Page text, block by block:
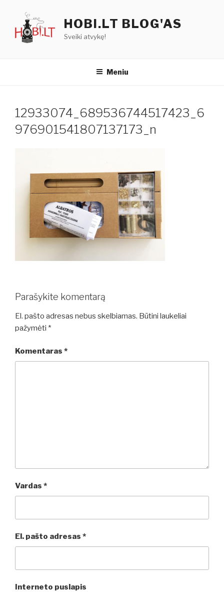
turinio
HOBI.LT BLOG'AS
Sveiki atvykę!
Meniu
12933074_689536744517423_6
976901541807137173_n
Parašykite komentarą
El. pašto adresas nebus skelbiamas. Būtini laukeliai
pažymėti *
Komentaras *
Vardas *
El. pašto adresas *
Interneto puslapis